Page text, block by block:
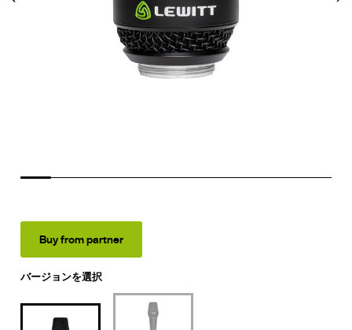
バージョンを選択
Buy from partner